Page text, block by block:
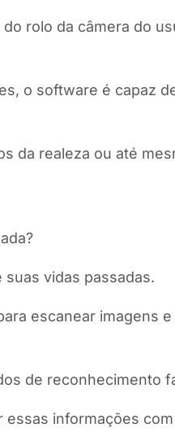
rolo da câmera do
o software é capaz
da realeza ou até
vidas passadas.
escanear
de reconhecimento
informações